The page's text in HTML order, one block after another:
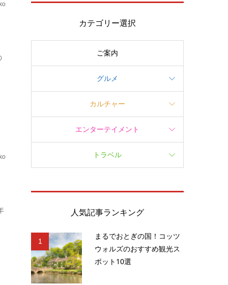
カテゴリー選択
ご案内
グルメ
カルチャー
エンターテイメント
トラベル
人気記事ランキング
1
まるでおとぎの国！コッツ
ウォルズのおすすめ観光ス
ポット10選